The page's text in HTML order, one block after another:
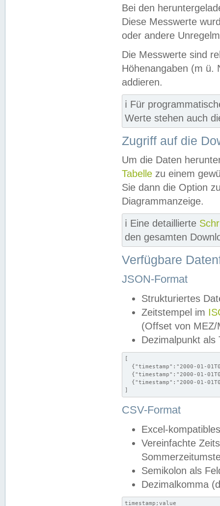
Bei den
Diese Messwerte
oder andere
Die Messwerte sind
Höhenangaben (m ü.
addieren.
ℹ️ Für
Werte stehen auch
Zugriff auf die
Um die Daten
Tabelle zu einem
Sie dann die Option
Diagrammanzeige.
ℹ️ Eine detaillierte
den gesamten
Verfügbare
JSON-Format
Strukturiertes
Zeitstempel im
(Offset von MEZ/
Dezimalpunkt als
[
{"timestamp":"2000-01-
{"timestamp":"2000-01-
{"timestamp":"2000-01-
]
CSV-Format
Excel-
Vereinfachte
Semikolon als
Dezimalkomma
timestamp;value